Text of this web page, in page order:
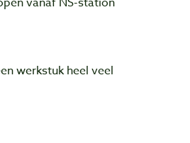
werkstuk heel veel